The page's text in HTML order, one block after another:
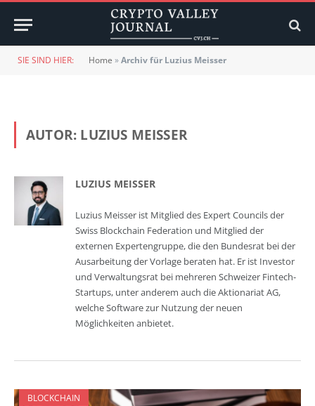
SIE SIND HIER: Home »Archiv für Luzius Meisser
AUTOR: LUZIUS MEISSER
LUZIUS MEISSER
Luzius Meisser ist Mitglied des Expert Councils der
Swiss Blockchain Federation und Mitglied der
externen Expertengruppe, die den Bundesrat bei der
Ausarbeitung der Vorlage beraten hat. Er ist Investor
und Verwaltungsrat bei mehreren Schweizer Fintech-
Startups, unter anderem auch die Aktionariat AG,
welche Software zur Nutzung der neuen
Möglichkeiten anbietet.
BLOCKCHAIN